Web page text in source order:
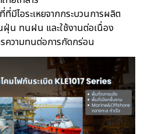
มีไอระเหยจากกระบวนการผลิต
น ทนฝน และใช้งานต่อเนื่อง
รความทนต่อการกัดกร่อน